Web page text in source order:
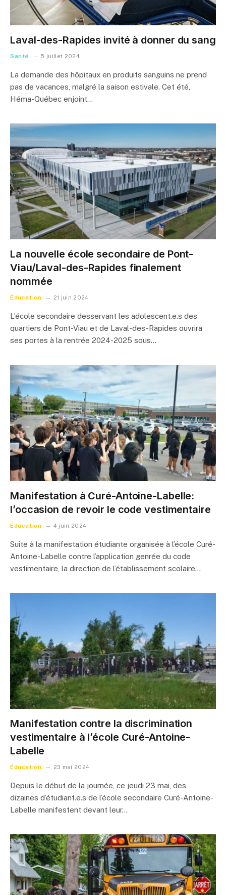
Laval-des-Rapides invité à donner du sang
Santé 5 juillet 2024
La demande des hôpitaux en produits sanguins ne prend
pas de vacances, malgré la saison estivale. Cet été,
Héma-Québec enjoint…
La nouvelle école secondaire de Pont-
Viau/Laval-des-Rapides finalement
nommée
Éducation 21 juin 2024
L’école secondaire desservant les adolescent.e.s des
quartiers de Pont-Viau et de Laval-des-Rapides ouvrira
ses portes à la rentrée 2024-2025 sous…
Manifestation à Curé-Antoine-Labelle:
l’occasion de revoir le code vestimentaire
Éducation 4 juin 2024
Suite à la manifestation étudiante organisée à l’école Curé-
Antoine-Labelle contre l’application genrée du code
vestimentaire, la direction de l’établissement scolaire…
Manifestation contre la discrimination
vestimentaire à l’école Curé-Antoine-
Labelle
Éducation 23 mai 2024
Depuis le début de la journée, ce jeudi 23 mai, des
dizaines d’étudiant.e.s de l’école secondaire Curé-Antoine-
Labelle manifestent devant leur…